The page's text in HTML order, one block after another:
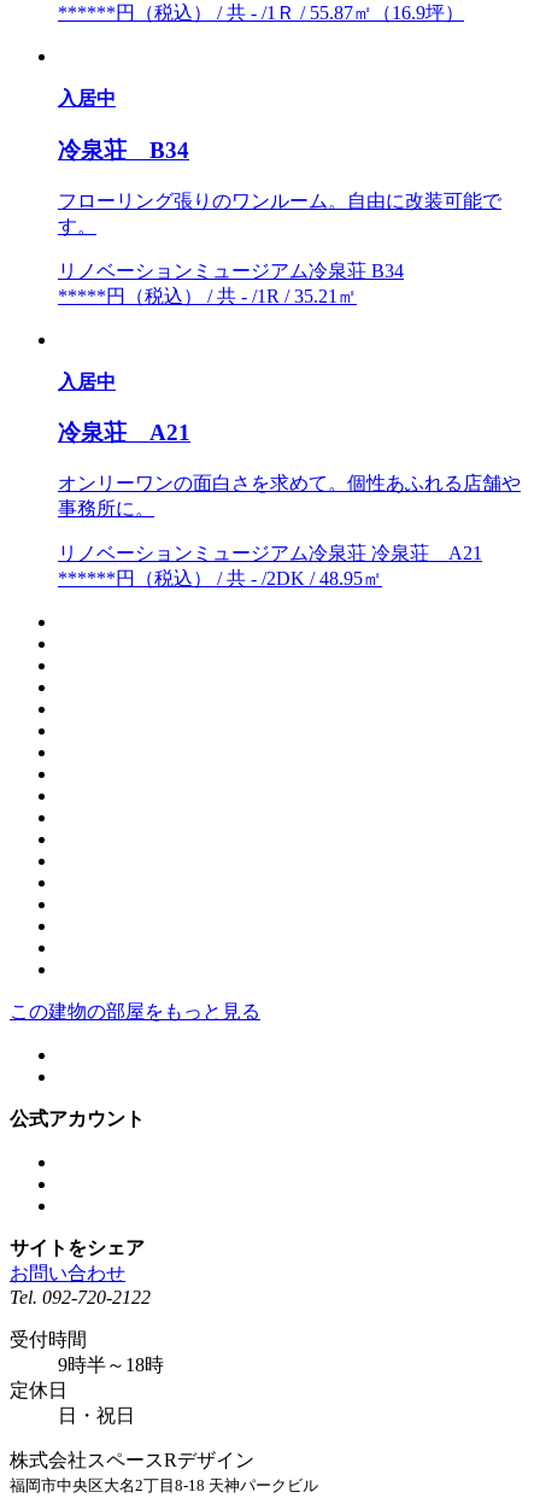
******円（税込） / 共 - /1Ｒ / 55.87㎡（16.9坪）
入居中
冷泉荘 B34
フローリング張りのワンルーム。自由に改装可能で
す。
リノベーションミュージアム冷泉荘 B34
*****円（税込） / 共 - /1R / 35.21㎡
入居中
冷泉荘 A21
オンリーワンの面白さを求めて。個性あふれる店舗や
事務所に。
リノベーションミュージアム冷泉荘 冷泉荘 A21
******円（税込） / 共 - /2DK / 48.95㎡
この建物の部屋をもっと見る
公式アカウント
サイトをシェア
お問い合わせ
Tel. 092-720-2122
受付時間
9時半～18時
定休日
日・祝日
株式会社スペースRデザイン
福岡市中央区大名2丁目8-18 天神パークビル